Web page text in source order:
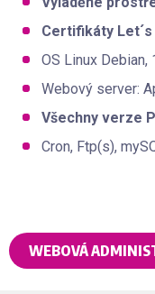
Certifikáty
OS Linux Debian,
Webový server:
Všechny verze
Cron, Ftp(s),
WEBOVÁ